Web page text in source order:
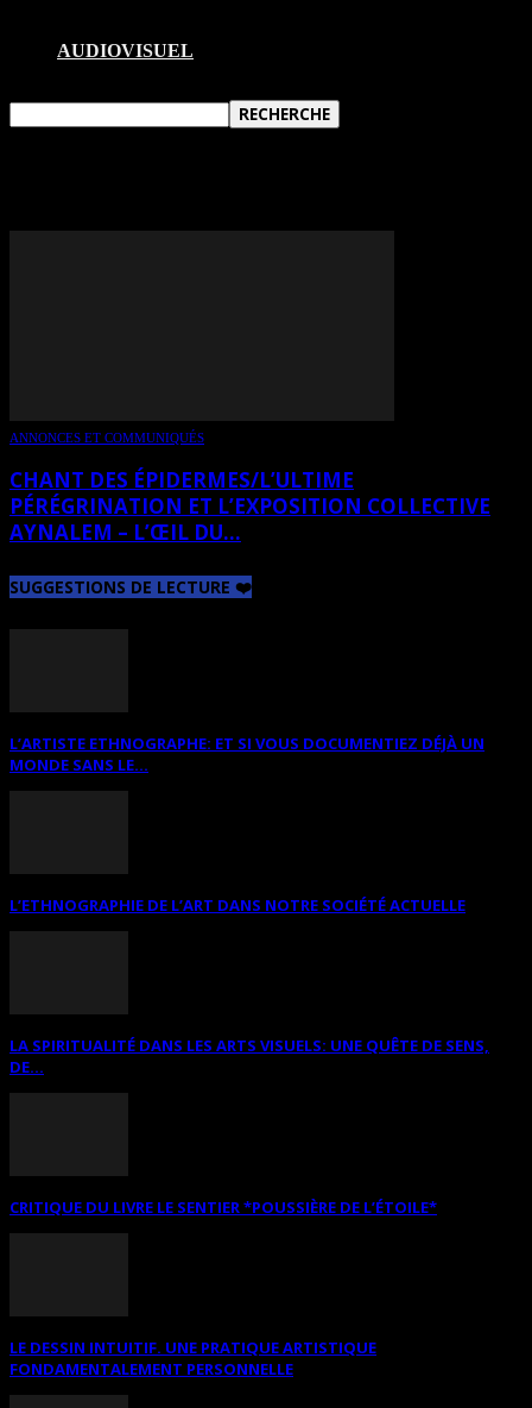
AUDIOVISUEL
ANNONCES ET COMMUNIQUÉS
CHANT DES ÉPIDERMES/L’ULTIME
PÉRÉGRINATION ET L’EXPOSITION COLLECTIVE
AYNALEM – L’ŒIL DU...
SUGGESTIONS DE LECTURE ❤️
L’ARTISTE ETHNOGRAPHE: ET SI VOUS DOCUMENTIEZ DÉJÀ UN
MONDE SANS LE...
L’ETHNOGRAPHIE DE L’ART DANS NOTRE SOCIÉTÉ ACTUELLE
LA SPIRITUALITÉ DANS LES ARTS VISUELS: UNE QUÊTE DE SENS,
DE...
CRITIQUE DU LIVRE LE SENTIER *POUSSIÈRE DE L’ÉTOILE*
LE DESSIN INTUITIF. UNE PRATIQUE ARTISTIQUE
FONDAMENTALEMENT PERSONNELLE